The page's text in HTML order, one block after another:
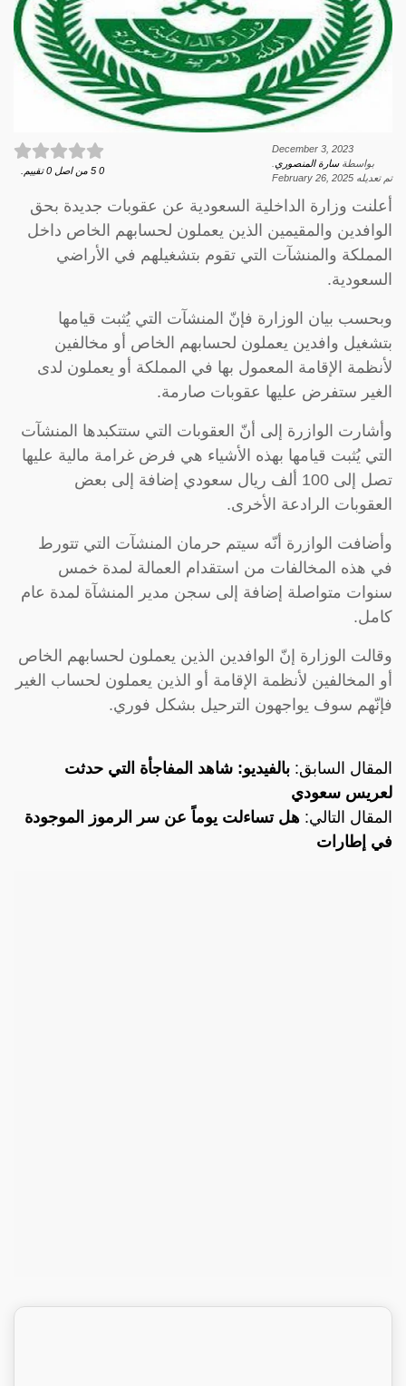
December 3, 2023
بواسطةسارة المنصوري
تم تعديله February 26, 2025
0
5 من اصل 0 تقييم.
أعلنت وزارة الداخلية السعودية عن عقوبات جديدة بحق
الوافدين والمقيمين الذين يعملون لحسابهم الخاص داخل
المملكة والمنشآت التي تقوم بتشغيلهم في الأراضي
السعودية.
وبحسب بيان الوزارة فإنّ المنشآت التي يُثبت قيامها
بتشغيل وافدين يعملون لحسابهم الخاص أو مخالفين
لأنظمة الإقامة المعمول بها في المملكة أو يعملون لدى
الغير ستفرض عليها عقوبات صارمة.
وأشارت الوازرة إلى أنّ العقوبات التي ستتكبدها المنشآت
التي يُثبت قيامها بهذه الأشياء هي فرض غرامة مالية عليها
تصل إلى 100 ألف ريال سعودي إضافة إلى بعض
العقوبات الرادعة الأخرى.
وأضافت الوازرة أنّه سيتم حرمان المنشآت التي تتورط
في هذه المخالفات من استقدام العمالة لمدة خمس
سنوات متواصلة إضافة إلى سجن مدير المنشآة لمدة عام
كامل.
وقالت الوزارة إنّ الوافدين الذين يعملون لحسابهم الخاص
أو المخالفين لأنظمة الإقامة أو الذين يعملون لحساب الغير
فإنّهم سوف يواجهون الترحيل بشكل فوري.
المقال السابق: بالفيديو: شاهد المفاجأة التي حدثت
لعريس سعودي
المقال التالي: هل تساءلت يوماً عن سر الرموز الموجودة
في إطارات